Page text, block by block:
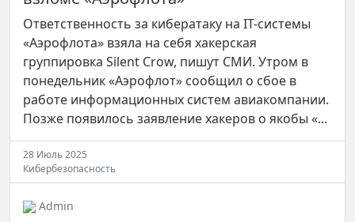
Ответственность за кибератаку на IT-системы
«Аэрофлота» взяла на себя хакерская
группировка Silent Crow, пишут СМИ. Утром в
понедельник «Аэрофлот» сообщил о сбое в
работе информационных систем авиакомпании.
Позже появилось заявление хакеров о якобы «...
28 Июль 2025
Кибербезопасность
Admin